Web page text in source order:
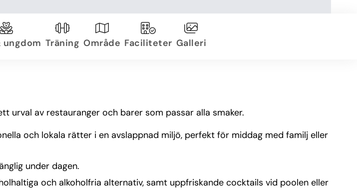
ungdom Träning Område Faciliteter Galleri
urval av restauranger och barer som passar alla smaker.
och lokala rätter i en avslappnad miljö, perfekt för middag med familj eller
under dagen.
och alkoholfria alternativ, samt uppfriskande cocktails vid poolen eller